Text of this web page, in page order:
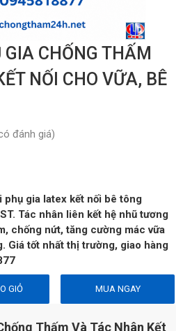
GIA CHỐNG THẤM
NỐI CHO VỮA, BÊ
đánh giá)
gia latex kết nối bê tông
Tác nhân liên kết hệ nhũ tương
chống nứt, tăng cường mác vữa
Giá tốt nhất thị trường, giao hàng
GIỎ MUA NGAY
Thấm Và Tác Nhân Kết